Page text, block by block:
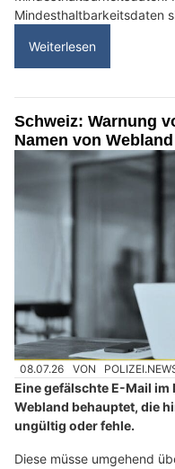
Mindesthaltbarkeitsdaten
Weiterlesen
Schweiz: Warnung
Namen von Webland
08.07.26 VON
Eine gefälschte E-Mail
Webland behauptet, die
ungültig oder fehle.
Diese müsse umgehend